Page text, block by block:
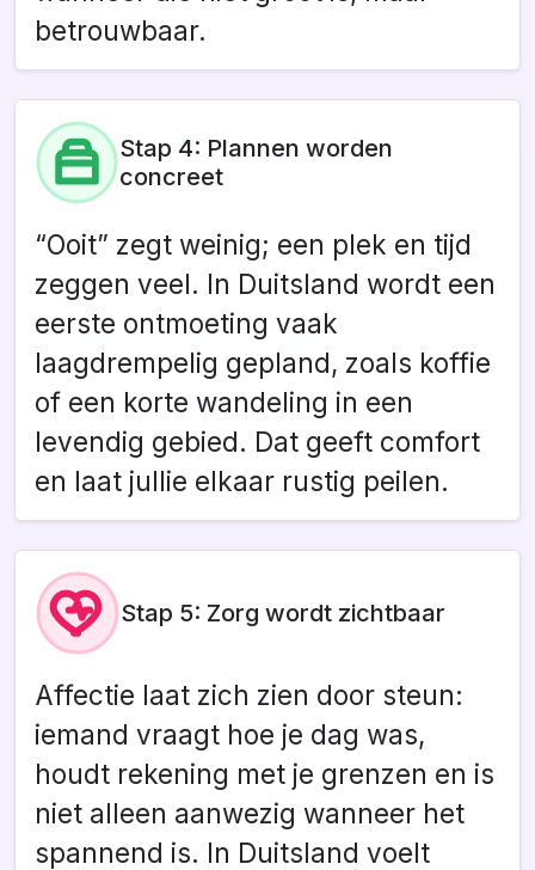
betrouwbaar.
Stap 4: Plannen worden
concreet
“Ooit” zegt weinig; een plek en tijd
zeggen veel. In Duitsland wordt een
eerste ontmoeting vaak
laagdrempelig gepland, zoals koffie
of een korte wandeling in een
levendig gebied. Dat geeft comfort
en laat jullie elkaar rustig peilen.
Stap 5: Zorg wordt zichtbaar
Affectie laat zich zien door steun:
iemand vraagt hoe je dag was,
houdt rekening met je grenzen en is
niet alleen aanwezig wanneer het
spannend is. In Duitsland voelt